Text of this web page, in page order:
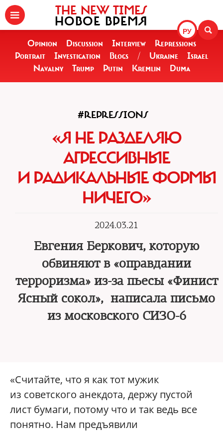
РУ
THE NEW TIMES
НОВОЕ ВРЕМЯ
Opinion Discussion Interview
Repressions
Portrait
Investigation Blogs / Ukraine
Israel
Navalny
Trump Putin Kremlin Duma
#REPRESSIONS
«Я НЕ РАЗДЕЛЯЮ
АГРЕССИВНЫЕ
И РАДИКАЛЬНЫЕ ФОРМЫ
НИЧЕГО»
2024.03.21
Евгения Беркович, которую
обвиняют в «оправдании
терроризма» из-за пьесы «Финист
Ясный сокол», написала письмо
из московского СИЗО-6
«Считайте, что я как тот мужик
из советского анекдота, держу пустой
лист бумаги, потому что и так ведь все
понятно. Нам предъявили